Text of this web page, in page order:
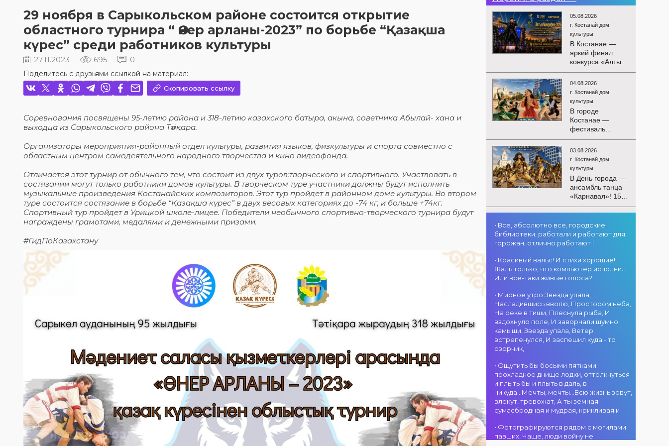
29 ноября в Сарыкольском районе состоится открытие
областного турнира “ Өнер арланы-2023” по борьбе “Қазақша
күрес” среди работников культуры
27.11.2023 695 0
Поделитесь с друзьями ссылкой на материал:
Скопировать ссылку
Соревнования посвящены 95-летию района и 318-летию казахского батыра, акына, советника Абылай- хана и
выходца из Сарыкольского района Тәтіқара.
Организаторы мероприятия-районный отдел культуры, развития языков, физкультуры и спорта совместно с
областным центром самодеятельного народного творчества и кино видеофонда.
Отличается этот турнир от обычного тем, что состоит из двух туров:творческого и спортивного. Участвовать в
состязании могут только работники домов культуры. В творческом туре участники должны будут исполнить
музыкальные произведения Костанайских композиторов. Этот тур пройдет в районном доме культуры. Во втором
туре состоится состязание в борьбе “Қазақша күрес” в двух весовых категориях до -74 кг, и больше +74кг.
Спортивный тур пройдет в Урицкой школе-лицее. Победители необычного спортивно-творческого турнира будут
награждены грамотами, медалями и денежными призами.
#ГидПоКазахстану
05.08.2026
г. Костанай дом
культуры
В Костанае —
яркий финал
конкурса «Алтын
Микрофон-2026»!
15 августа
состоятся
церемония
награждения
победителей и
гала-концерт
Международного
конкурса
вокалистов! Вас
ждут яркие
выступления
лучших
исполнителей,
незабываемые
эмоции и особая
праздничная
атмосфера!
04.08.2026
г. Костанай дом
культуры
В городе
Костанае —
фестиваль
детского
творчества
«Алтын дән»! 15
августа на
площади
областного
акимата
состоится
фестиваль
участием детских
творческих
коллективов
бала»! Вас ждут
яркие
выступления
прекрасные
песни,
зажигательные
танцы и
праздничное
настроение!
03.08.2026
г. Костанай дом
культуры
В День города —
ансамбль танца
«Карнавал»! 15
августа на
площади
областного
акимата
состоится
программа
ансамбля танца
«Карнавал»!
ансамбля —
Шамиль
Фахрутдинов. Вас
ждут зрелищные
хореографические
постановки, яркие
ритмы и
праздничное
настроение!
г. Костанай дом
культуры
В День города —
«MOVE &
DANCE»! 14
августа на
областного
акимата
состоится
праздничная DJ-
программа! Вас
ждут
зажигательные
ритмы, мощная
г. Костанай дом
культуры
Костанай
завоевал Гран-
при
культуры
#REPOST
@kstnews.kz - Во
летия со дня
основания
Костанайской
области подвели
г. Костанай дом
культуры
• Все, абсолютно все, городские
библиотеки, работали и работают для
горожан, отлично работают !
• Красивый вальс! И стихи хорошие!
Жаль только, что компьютер исполнил.
Или все-таки живые голоса?
• Мирное утро Звезда упала,
Насладившись вволю, Простором неба,
На реке в тиши, Плеснула рыба, И
вздохнуло поле, И заворчали шумно
камыши, Звезда упала, Ветер
встрепенулся, И заспешил куда - то
озорник,
• Ощутить бы босыми пятками
прохладное днище лодки, оттолкнуться
и плыть бы и плыть в даль, в
никуда...Мечты, мечты...Всю жизнь зовут,
влекут, тревожат, А ты земная -
сумасбродная и мудрая, крикливая и
• Фотографируются рядом с могилами
павших, Чаще, люди войну не